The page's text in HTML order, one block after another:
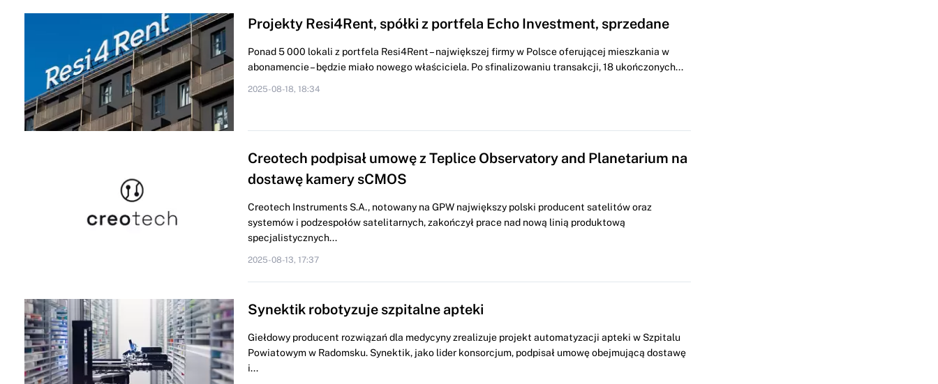
Projekty Resi4Rent, spółki z portfela Echo Investment, sprzedane
Ponad 5 000 lokali z portfela Resi4Rent – największej firmy w Polsce oferującej mieszkania w
abonamencie – będzie miało nowego właściciela. Po sfinalizowaniu transakcji, 18 ukończonych...
2025-08-18, 18:34
Creotech podpisał umowę z Teplice Observatory and Planetarium na
dostawę kamery sCMOS
Creotech Instruments S.A., notowany na GPW największy polski producent satelitów oraz
systemów i podzespołów satelitarnych, zakończył prace nad nową linią produktową
specjalistycznych...
2025-08-13, 17:37
Synektik robotyzuje szpitalne apteki
Giełdowy producent rozwiązań dla medycyny zrealizuje projekt automatyzacji apteki w Szpitalu
Powiatowym w Radomsku. Synektik, jako lider konsorcjum, podpisał umowę obejmującą dostawę
i...